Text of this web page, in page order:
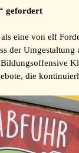
gefordert
eine von elf
der
die